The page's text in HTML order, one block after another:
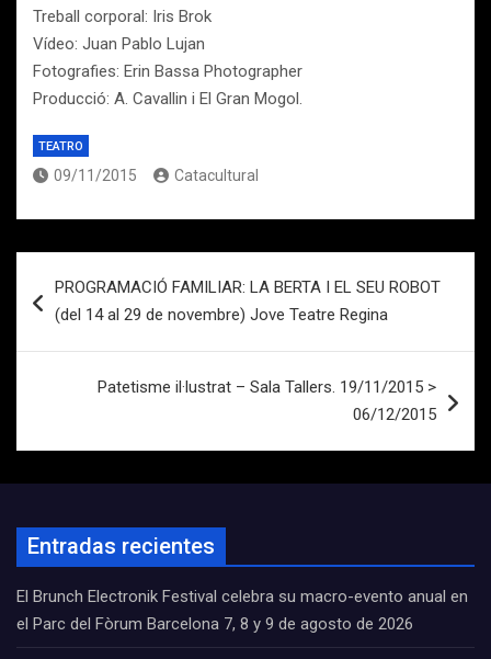
Treball corporal: Iris Brok
Vídeo: Juan Pablo Lujan
Fotografies: Erin Bassa Photographer
Producció: A. Cavallin i El Gran Mogol.
TEATRO
09/11/2015 Catacultural
de
PROGRAMACIÓ FAMILIAR: LA BERTA I EL SEU ROBOT
(del 14 al 29 de novembre) Jove Teatre Regina
Patetisme il·lustrat – Sala Tallers. 19/11/2015 >
06/12/2015
Entradas recientes
El Brunch Electronik Festival celebra su macro-evento anual en
el Parc del Fòrum Barcelona 7, 8 y 9 de agosto de 2026